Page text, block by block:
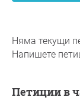
Няма текущи
Напишете
Петиции в